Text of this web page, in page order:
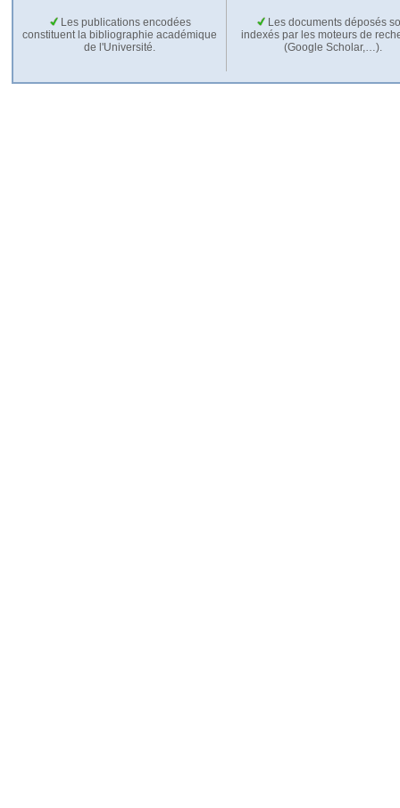
Les publications encodées
constituent la bibliographie académique
de l'Université.
Les documents déposés
indexés par les moteurs de
(Google Scholar,…).